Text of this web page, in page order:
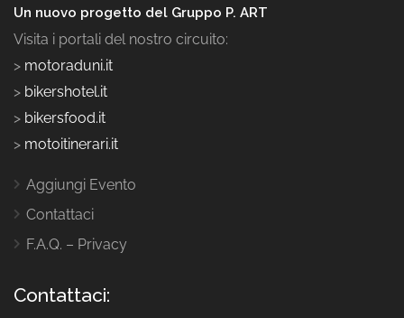
Un nuovo progetto del Gruppo P. ART
Visita i portali del nostro circuito:
> motoraduni.it
> bikershotel.it
> bikersfood.it
> motoitinerari.it
Aggiungi Evento
Contattaci
F.A.Q. – Privacy
Contattaci: